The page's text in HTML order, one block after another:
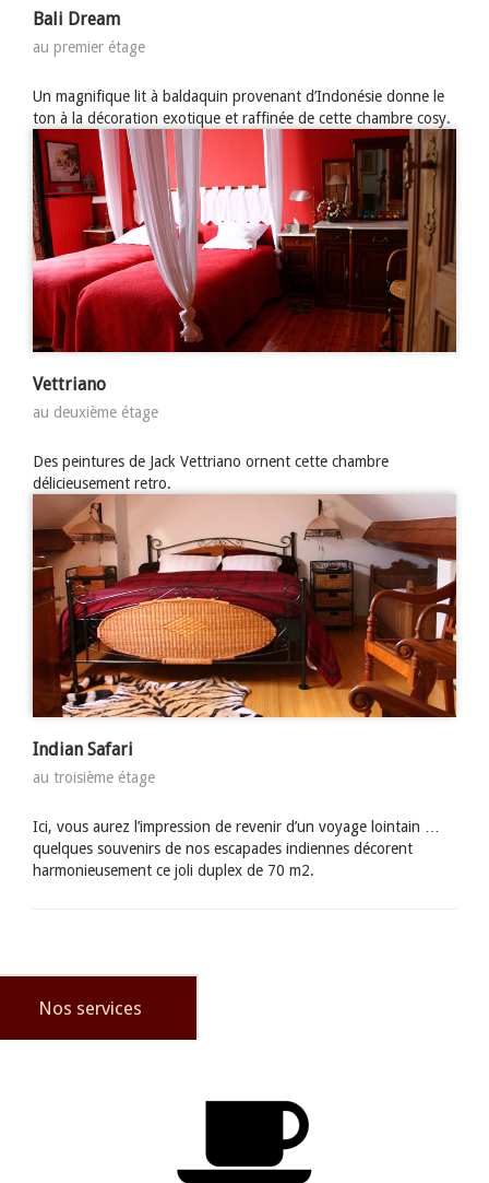
Bali Dream
au premier étage
Un magnifique lit à baldaquin provenant d’Indonésie donne le
ton à la décoration exotique et raffinée de cette chambre cosy.
Vettriano
au deuxième étage
Des peintures de Jack Vettriano ornent cette chambre
délicieusement retro.
Indian Safari
au troisième étage
Ici, vous aurez l’impression de revenir d’un voyage lointain …
quelques souvenirs de nos escapades indiennes décorent
harmonieusement ce joli duplex de 70 m2.
Nos services